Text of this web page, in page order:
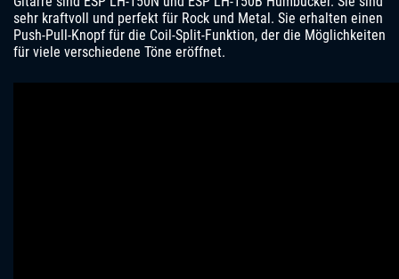
sehr kraftvoll und perfekt für Rock und Metal. Sie erhalten einen
Push-Pull-Knopf für die Coil-Split-Funktion, der die Möglichkeiten
für viele verschiedene Töne eröffnet.